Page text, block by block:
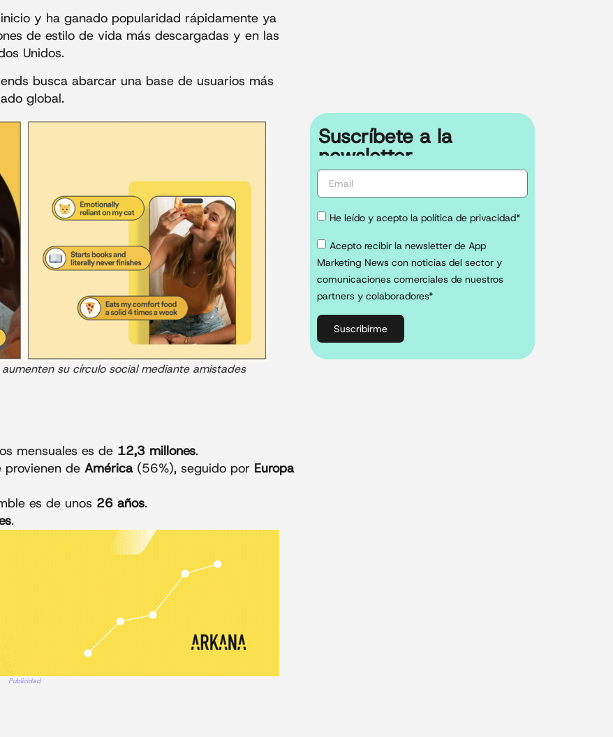
y ha ganado popularidad rápidamente ya
de estilo de vida más descargadas y en las
Unidos.
busca abarcar una base de usuarios más
global.
su círculo social mediante amistades
mensuales es de 12,3 millones.
provienen de América(56%), seguido por Europa
es de unos 26 años.
.
Publicidad
Suscríbete a la
newsletter
He leído y acepto la política de privacidad*
Acepto recibir la newsletter de App
Marketing News con noticias del sector y
comunicaciones comerciales de nuestros
partners y colaboradores*
Suscribirme